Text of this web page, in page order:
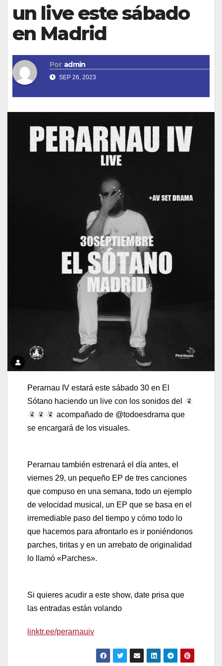
un live este sábado
en Madrid
Por admin
SEP 26, 2023
Perarnau IV estará este sábado 30 en El
Sótano haciendo un live con los sonidos del
acompañado de @todoesdrama que
se encargará de los visuales.
Perarnau también estrenará el día antes, el
viernes 29, un pequeño EP de tres canciones
que compuso en una semana, todo un ejemplo
de velocidad musical, un EP que se basa en el
irremediable paso del tiempo y cómo todo lo
que hacemos para afrontarlo es ir poniéndonos
parches, tiritas y en un arrebato de originalidad
lo llamó «Parches».
Si quieres acudir a este show, date prisa que
las entradas están volando
linktr.ee/perarnauiv